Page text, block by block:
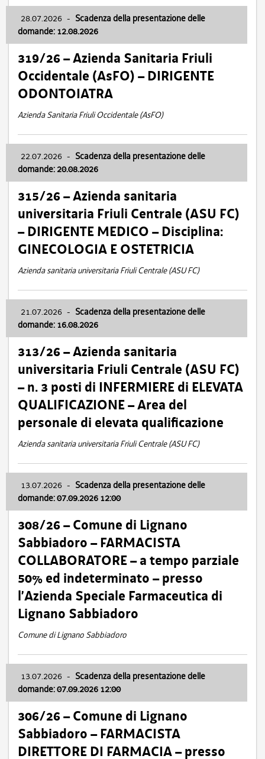
28.07.2026 - Scadenza della presentazione delle
domande: 12.08.2026
319/26 – Azienda Sanitaria Friuli
Occidentale (AsFO) – DIRIGENTE
ODONTOIATRA
Azienda Sanitaria Friuli Occidentale (AsFO)
22.07.2026 - Scadenza della presentazione delle
domande: 20.08.2026
315/26 – Azienda sanitaria
universitaria Friuli Centrale (ASU FC)
– DIRIGENTE MEDICO – Disciplina:
GINECOLOGIA E OSTETRICIA
Azienda sanitaria universitaria Friuli Centrale (ASU FC)
21.07.2026 - Scadenza della presentazione delle
domande: 16.08.2026
313/26 – Azienda sanitaria
universitaria Friuli Centrale (ASU FC)
– n. 3 posti di INFERMIERE di ELEVATA
QUALIFICAZIONE – Area del
personale di elevata qualificazione
Azienda sanitaria universitaria Friuli Centrale (ASU FC)
13.07.2026 - Scadenza della presentazione delle
domande: 07.09.2026 12:00
308/26 – Comune di Lignano
Sabbiadoro – FARMACISTA
COLLABORATORE – a tempo parziale
50% ed indeterminato – presso
l’Azienda Speciale Farmaceutica di
Lignano Sabbiadoro
Comune di Lignano Sabbiadoro
13.07.2026 - Scadenza della presentazione delle
domande: 07.09.2026 12:00
306/26 – Comune di Lignano
Sabbiadoro – FARMACISTA
DIRETTORE DI FARMACIA – presso